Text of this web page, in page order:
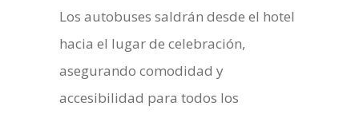
Los autobuses saldrán desde el hotel
hacia el lugar de celebración,
asegurando comodidad y
accesibilidad para todos los